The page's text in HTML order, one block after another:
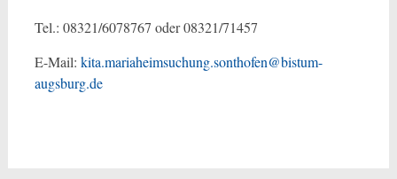
Tel.: 08321/6078767 oder 08321/71457
E-Mail: kita.mariaheimsuchung.sonthofen@bistum-
augsburg.de